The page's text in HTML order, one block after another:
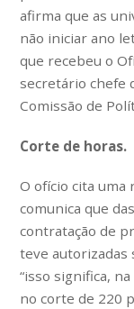
afirma que as
não iniciar ano
que recebeu o
secretário chefe
Comissão de
Corte de horas.
O ofício cita uma
comunica que
contratação de
teve autorizadas
“isso significa,
no corte de 220